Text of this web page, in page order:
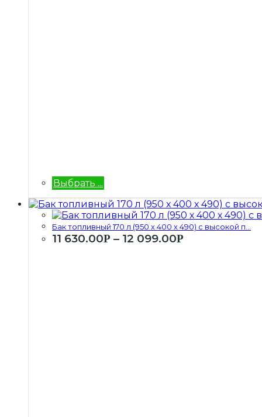
Выбрать ...
Бак топливный 170 л (950 х 400 х 490) с высокой п...
11 630.00Р – 12 099.00Р